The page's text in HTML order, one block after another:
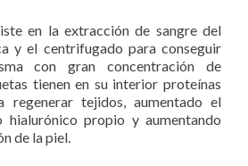
en la extracción de sangre del
y el centrifugado para conseguir
con gran concentración de
tienen en su interior proteínas
regenerar tejidos, aumentado el
hialurónico propio y aumentando
de la piel.